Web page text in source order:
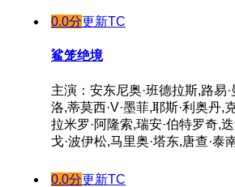
0.0分更新TC
鲨笼绝境
主演：安东尼奥·班德拉斯,路易
洛,蒂莫西·V·墨菲,耶斯·利奥丹,
拉米罗·阿隆索,瑞安·伯特罗奇,
戈·波伊松,马里奥·塔东,唐查·泰
0.0分更新TC